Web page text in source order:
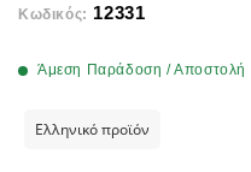
Κωδικός: 12331
Άμεση Παράδοση / Αποστολή
Ελληνικό προϊόν